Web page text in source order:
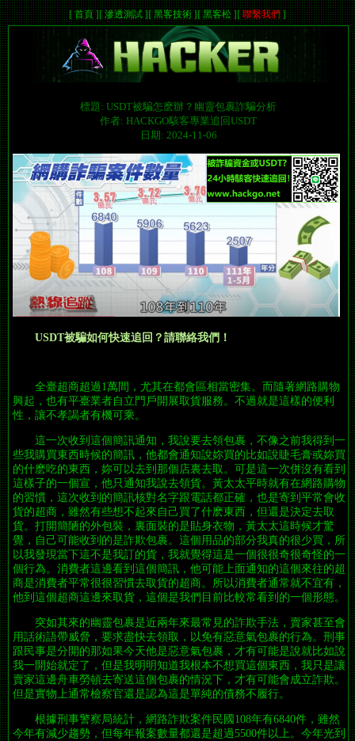
[ 首頁 ] [ 滲透測試 ][ 黑客技術 ][ 黑客松 ] [ 聯繫我們 ]
標題: USDT被騙怎麽辦？幽靈包裹詐騙分析
作者: HACKGO駭客專業追回USDT
日期: 2024-11-06
USDT被騙如何快速追回？請聯絡我們！
全臺超商超過1萬間，尤其在都會區相當密集。而隨著網路購物
興起，也有平臺業者自立門戶開展取貨服務。不過就是這樣的便利
性，讓不孝謁者有機可乘。
這一次收到這個簡訊通知，我說要去領包裹，不像之前我得到一
些我購買東西時候的簡訊，他都會通知說妳買的比如說睫毛膏或妳買
的什麽吃的東西，妳可以去到那個店裏去取。可是這一次併沒有看到
這樣子的一個宣，他只通知我說去領貨。黃太太平時就有在網路購物
的習慣，這次收到的簡訊核對名字跟電話都正確，也是寄到平常會收
貨的超商，雖然有些想不起來自己買了什麽東西，但還是決定去取
貨。打開簡陋的外包裝，裏面裝的是貼身衣物，黃太太這時候才驚
覺，自己可能收到的是詐欺包裹。這個用品的部分我真的很少買，所
以我發現當下這不是我訂的貨，我就覺得這是一個很很奇很奇怪的一
個行為。消費者這邊看到這個簡訊，他可能上面通知的這個來往的超
商是消費者平常很很習慣去取貨的超商。所以消費者通常就不宜有，
他到這個超商這邊來取貨，這個是我們目前比較常看到的一個形態。
突如其來的幽靈包裹是近兩年來最常見的詐欺手法，賣家甚至會
用話術語帶威脅，要求盡快去領取，以免有惡意氣包裹的行為。刑事
跟民事是分開的那如果今天他是惡意氣包裹，才有可能是說就比如說
我一開始就定了，但是我明明知道我根本不想買這個東西，我只是讓
賣家這邊舟車勞頓去寄送這個包裹的情況下，才有可能會成立詐欺。
但是實物上通常檢察官還是認為這是單純的債務不履行。
根據刑事警察局統計，網路詐欺案件民國108年有6840件，雖然
今年有減少趨勢，但每年報案數量都還是超過5500件以上。今年光到